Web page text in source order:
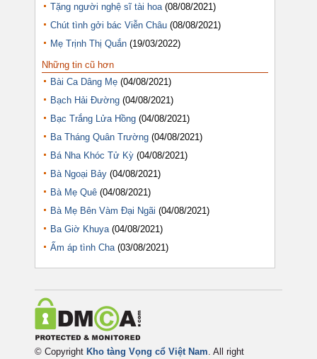
Tặng người nghệ sĩ tài hoa (08/08/2021)
Chút tình gởi bác Viễn Châu (08/08/2021)
Mẹ Trịnh Thị Quắn (19/03/2022)
Những tin cũ hơn
Bài Ca Dâng Mẹ (04/08/2021)
Bạch Hải Đường (04/08/2021)
Bạc Trắng Lửa Hồng (04/08/2021)
Ba Tháng Quân Trường (04/08/2021)
Bá Nha Khóc Tử Kỳ (04/08/2021)
Bà Ngoại Bảy (04/08/2021)
Bà Mẹ Quê (04/08/2021)
Bà Mẹ Bên Vàm Đại Ngãi (04/08/2021)
Ba Giờ Khuya (04/08/2021)
Ấm áp tình Cha (03/08/2021)
© Copyright Kho tàng Vọng cổ Việt Nam. All right